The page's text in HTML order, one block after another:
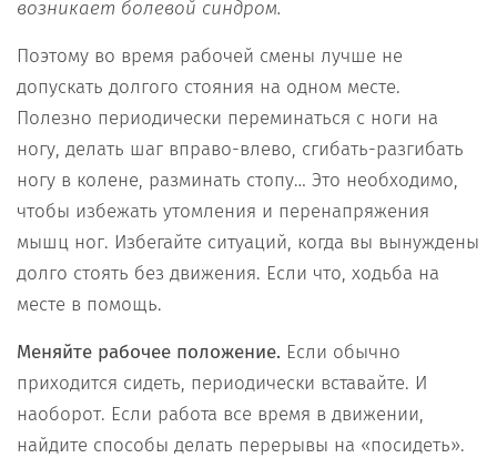
возникает болевой синдром.
Поэтому во время рабочей смены лучше не
допускать долгого стояния на одном месте.
Полезно периодически переминаться с ноги на
ногу, делать шаг вправо-влево, сгибать-разгибать
ногу в колене, разминать стопу… Это необходимо,
чтобы избежать утомления и перенапряжения
мышц ног. Избегайте ситуаций, когда вы вынуждены
долго стоять без движения. Если что, ходьба на
месте в помощь.
Меняйте рабочее положение. Если обычно
приходится сидеть, периодически вставайте. И
наоборот. Если работа все время в движении,
найдите способы делать перерывы на «посидеть».